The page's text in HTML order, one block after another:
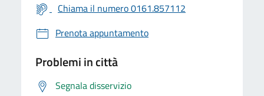
Chiama il numero 0161.857112
Prenota appuntamento
Problemi in città
Segnala disservizio